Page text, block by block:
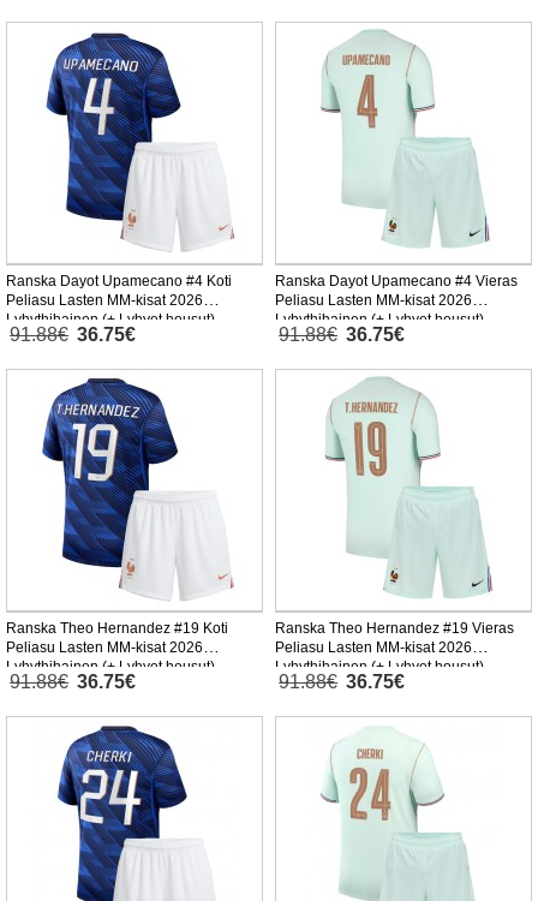
Ranska Dayot Upamecano #4 Koti
Peliasu Lasten MM-kisat 2026
Lyhythihainen (+ Lyhyet housut)
91.88€ 36.75€
Ranska Dayot Upamecano #4 Vieras
Peliasu Lasten MM-kisat 2026
Lyhythihainen (+ Lyhyet housut)
91.88€ 36.75€
Ranska Theo Hernandez #19 Koti
Peliasu Lasten MM-kisat 2026
Lyhythihainen (+ Lyhyet housut)
91.88€ 36.75€
Ranska Theo Hernandez #19 Vieras
Peliasu Lasten MM-kisat 2026
Lyhythihainen (+ Lyhyet housut)
91.88€ 36.75€